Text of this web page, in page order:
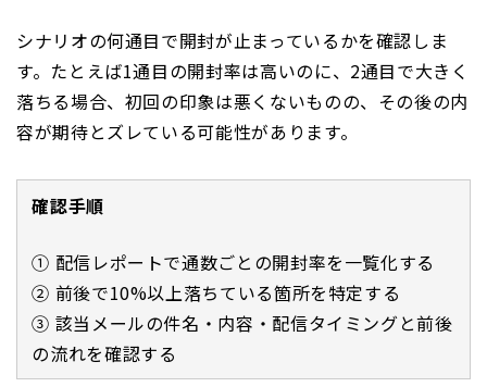
シナリオの何通目で開封が止まっているかを確認しま
す。たとえば1通目の開封率は高いのに、2通目で大きく
落ちる場合、初回の印象は悪くないものの、その後の内
容が期待とズレている可能性があります。
確認手順
① 配信レポートで通数ごとの開封率を一覧化する
② 前後で10%以上落ちている箇所を特定する
③ 該当メールの件名・内容・配信タイミングと前後
の流れを確認する